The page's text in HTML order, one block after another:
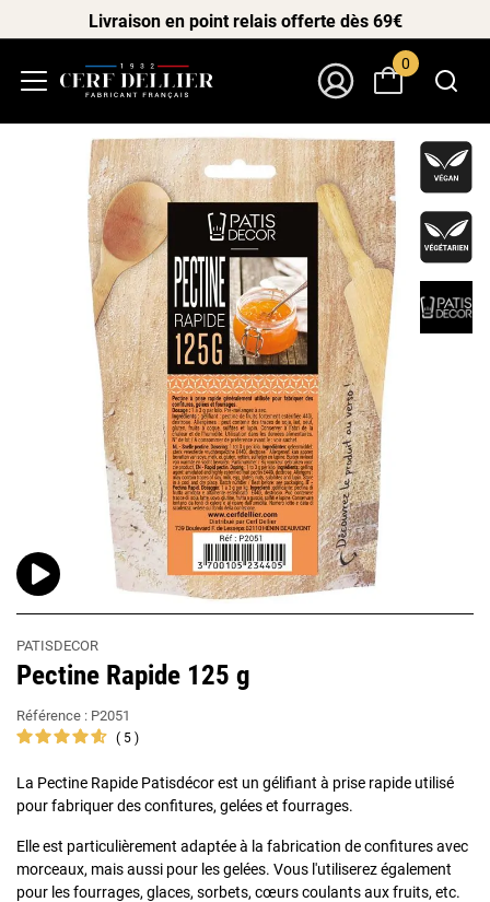
Livraison en point relais offerte dès 69€
0
PATISDECOR
Pectine Rapide 125 g
Référence : P2051
5
La Pectine Rapide Patisdécor est un gélifiant à prise rapide utilisé
pour fabriquer des confitures, gelées et fourrages.
Elle est particulièrement adaptée à la fabrication de confitures avec
morceaux, mais aussi pour les gelées. Vous l'utiliserez également
pour les fourrages, glaces, sorbets, cœurs coulants aux fruits, etc.